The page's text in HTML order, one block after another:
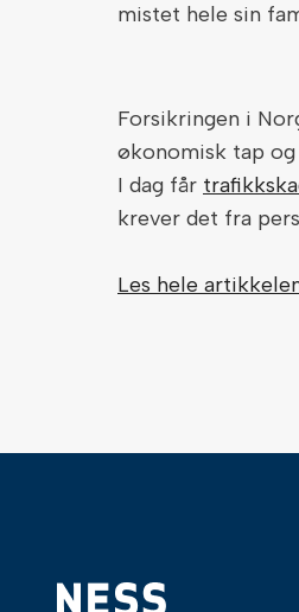
mistet hele sin
Forsikringen i
økonomisk tap
I dag får
krever det fra
Les hele